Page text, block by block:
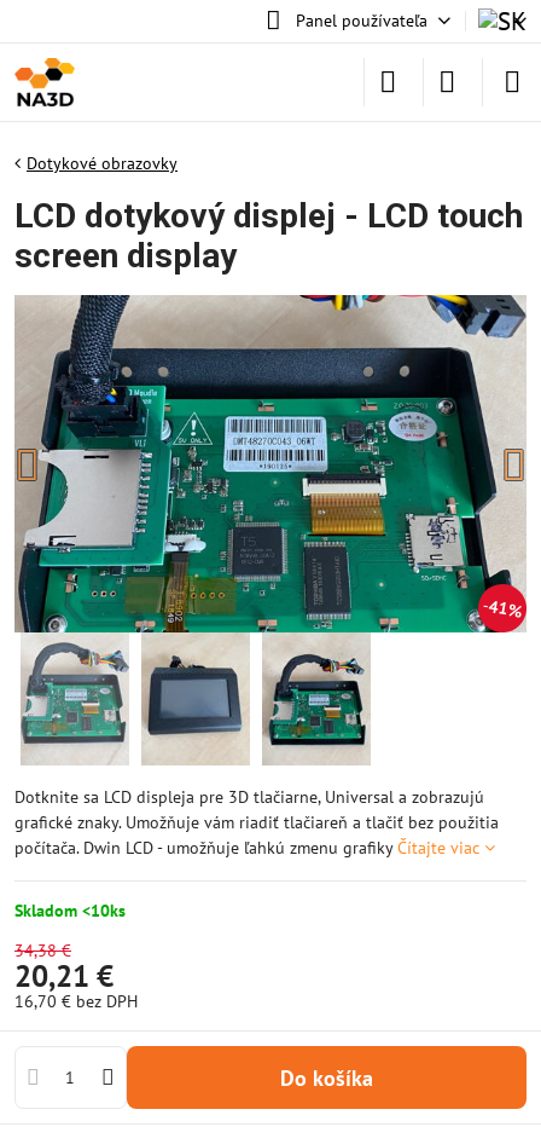
Panel používateľa
41%
Dotykové obrazovky
LCD dotykový displej - LCD touch
screen display
Dotknite sa LCD displeja pre 3D tlačiarne, Universal a zobrazujú
grafické znaky. Umožňuje vám riadiť tlačiareň a tlačiť bez použitia
počítača. Dwin LCD - umožňuje ľahkú zmenu grafikyČítajte viac
Skladom <10ks
34,38 €
20,21 €
16,70 € bez DPH
Do košíka